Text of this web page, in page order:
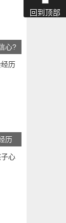
心?
历
回到顶部